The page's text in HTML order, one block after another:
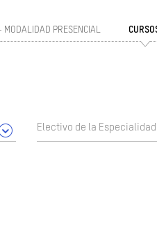
MODALIDAD PRESENCIAL
Electivo de la Especialidad